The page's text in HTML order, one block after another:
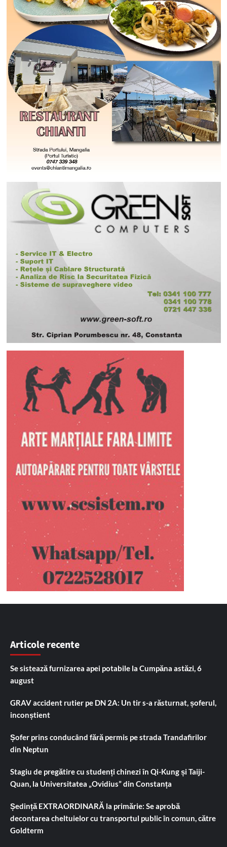
Articole recente
Se sistează furnizarea apei potabile la Cumpăna astăzi, 6
august
GRAV accident rutier pe DN 2A: Un tir s-a răsturnat, șoferul,
inconștient
Șofer prins conducând fără permis pe strada Trandafirilor
din Neptun
Stagiu de pregătire cu studenți chinezi în Qi-Kung și Taiji-
Quan, la Universitatea „Ovidius” din Constanța
Ședință EXTRAORDINARĂ la primărie: Se aprobă
decontarea cheltuielor cu transportul public în comun, către
Goldterm